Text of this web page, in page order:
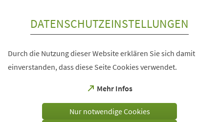
DATENSCHUTZEINSTELLUNGEN
Durch die Nutzung dieser Website erklären Sie sich damit
einverstanden, dass diese Seite Cookies verwendet.
Mehr Infos
(Öffnet
einem
Nur notwendige Cookies